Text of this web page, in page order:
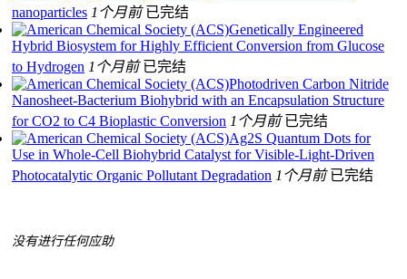
nanoparticles 1个月前 已完结
Genetically Engineered
Hybrid Biosystem for Highly Efficient Conversion from Glucose
to Hydrogen 1个月前 已完结
Photodriven Carbon Nitride
Nanosheet-Bacterium Biohybrid with an Encapsulation Structure
for CO2 to C4 Bioplastic Conversion 1个月前 已完结
Ag2S Quantum Dots for
Use in Whole-Cell Biohybrid Catalyst for Visible-Light-Driven
Photocatalytic Organic Pollutant Degradation 1个月前 已完结
没有进行任何应助